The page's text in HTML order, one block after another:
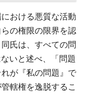
おける悪質な活動
の権限の限界を認
氏は、すべての問
いと述べ、「問題
が『私の問題』で
轄権を逸脱するこ